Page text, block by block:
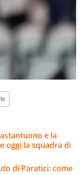
e la
oggi la squadra di
di Paratici: come